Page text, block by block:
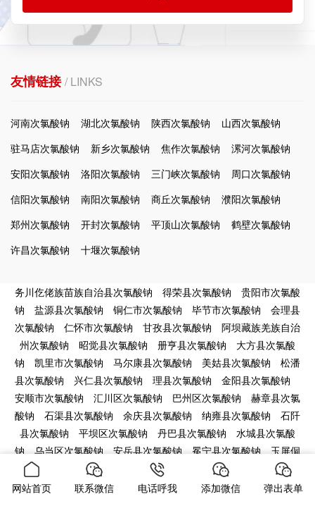
友情链接/ LINKS
河南次氯酸钠 湖北次氯酸钠 陕西次氯酸钠
山西次氯酸钠
驻马店次氯酸钠
新乡次氯酸钠 焦作次氯酸钠
漯河次氯酸钠
安阳次氯酸钠
洛阳次氯酸钠 三门峡次氯酸钠
周口次氯酸钠
信阳次氯酸钠
南阳次氯酸钠 商丘次氯酸钠
濮阳次氯酸钠
郑州次氯酸钠
开封次氯酸钠 平顶山次氯酸钠
鹤壁次氯酸钠
许昌次氯酸钠
十堰次氯酸钠
务川仡佬族苗族自治县次氯酸钠 得荣县次氯酸钠
贵阳市次氯酸
钠
盐源县次氯酸钠 铜仁市次氯酸钠 毕节市次氯酸钠
会理县
次氯酸钠
仁怀市次氯酸钠 甘孜县次氯酸钠
阿坝藏族羌族自治
州次氯酸钠
昭觉县次氯酸钠 册亨县次氯酸钠
大方县次氯酸
钠
凯里市次氯酸钠 马尔康县次氯酸钠 美姑县次氯酸钠
松潘
县次氯酸钠
兴仁县次氯酸钠 理县次氯酸钠
金阳县次氯酸钠
安顺市次氯酸钠
汇川区次氯酸钠 巴州区次氯酸钠
赫章县次氯
酸钠
石渠县次氯酸钠 余庆县次氯酸钠 纳雍县次氯酸钠
石阡
县次氯酸钠
平坝区次氯酸钠 丹巴县次氯酸钠
水城县次氯酸
钠
乌当区次氯酸钠 安岳县次氯酸钠 冕宁县次氯酸钠
玉屏侗
族自治县次氯酸钠
桐梓县次氯酸钠 汶川县次氯酸钠
壤塘县次
氯酸钠
碧江区次氯酸钠 万山区次氯酸钠 金沙县次氯酸钠
阿
网站首页 联系微信 电话呼我 添加微信 弹出表单